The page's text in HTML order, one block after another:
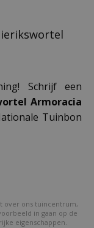
Schrijf een
Armoracia
Tuinbon
over ons tuincentrum,
in gaan op de
eigenschappen.